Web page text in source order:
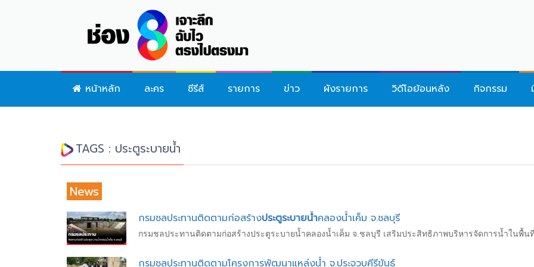
หน้าหลัก ละคร ซีรีส์ รายการ ข่าว ผังรายการ วิดีโอย้อนหลัง กิจกรรม
TAGS : ประตูระบายน้ำ
News
กรมชลประทานติดตามก่อสร้างประตูระบายน้ำคลองน้ำเค็ม จ.ชลบุรี
กรมชลประทานติดตามก่อสร้างประตูระบายน้ำคลองน้ำเค็ม จ.ชลบุรี เสริมประสิทธิภาพบริหารจัดการน้ำในพื้น
กรมชลประทานติดตามโครงการพัฒนาแหล่งน้ำ จ.ประจวบคีรีขันธ์